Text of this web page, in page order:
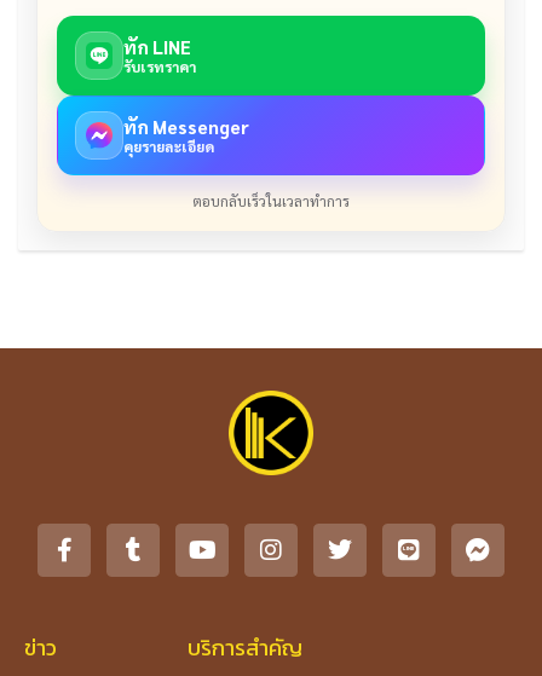
ทัก LINE
รับเรทราคา
ทัก Messenger
คุยรายละเอียด
ตอบกลับเร็วในเวลาทำการ
ข่าว บริการสำคัญ